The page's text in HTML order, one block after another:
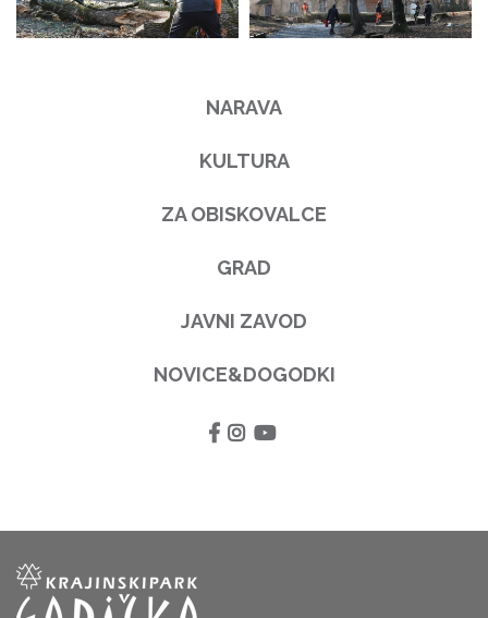
NARAVA
KULTURA
ZA OBISKOVALCE
GRAD
JAVNI ZAVOD
NOVICE&DOGODKI